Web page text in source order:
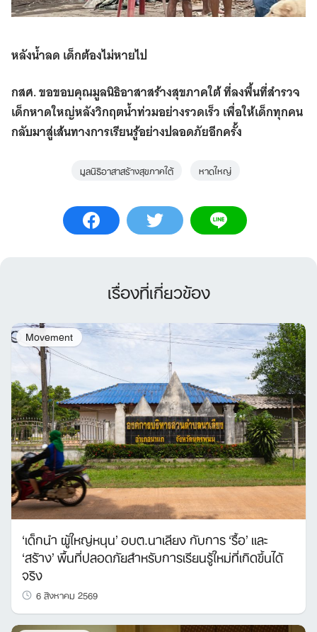
หลังน้ำลด เด็กต้องไม่หายไป
กสศ. ขอขอบคุณมูลนิธิอาสาสร้างสุขภาคใต้ ที่ลงพื้นที่สำรวจ
เด็กหาดใหญ่หลังวิกฤตน้ำท่วมอย่างรวดเร็ว เพื่อให้เด็กทุกคน
กลับมาสู่เส้นทางการเรียนรู้อย่างปลอดภัยอีกครั้ง
มูลนิธิอาสาสร้างสุขภาคใต้ หาดใหญ่
เรื่องที่เกี่ยวข้อง
Movement
‘เด็กนำ ผู้ใหญ่หนุน’ อบต.นาเลียง กับการ ‘รื้อ’ และ
‘สร้าง’ พื้นที่ปลอดภัยสำหรับการเรียนรู้ใหม่ที่เกิดขึ้นได้
จริง
6 สิงหาคม 2569